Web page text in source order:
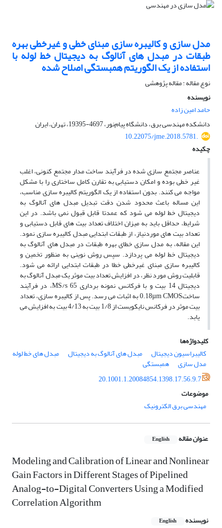
مدل سازی و کالیبره سازی مبنای خطی و غیرخطی بهره
طبقات در مبدل های آنالوگ به دیجیتال خط لوله با
استفاده از یک الگوریتم همبستگی اصلاح شده
نوع مقاله : مقاله پژوهشی
نویسنده
حامد امین زاده
دانشکده مهندسی برق، دانشگاه پیام‌نور، 4697-19395، تهران، ایران
10.22075/jme.2018.5781.
چکیده
عناصر مجتمع سازی شده در فرآیند ساخت مدار مجتمع کنونی، اغلب
غیر خطی بوده و امکان دستیابی به تقارن کامل ساختاری را با مشکل
مواجه می کنند. بدون استفاده از یک الگوریتم کالیبره سازی مناسب،
این مساله باعث محدود شدن دقت تبدیل مبدل های آنالوگ به
دیجیتال خط لوله می شود که عمدتا قابل قبول نمی باشد. در این
شرایط، حداقل باید به میزان اختلاف تعداد بیت های قابل دستیابی و
تعداد بیت های موردنیاز، از طبقات ابتدایی مبدل کالیبره سازی نمود.
این مقاله، به مدل سازی خطای بهره طبقات در مبدل های آنالوگ به
دیجیتال خط لوله می پردازد. سپس روش نوینی به منظور تخمین و
کالیبره سازی مبنای غیرخطی خطا در طبقات ابتدایی ارائه می شود.
قابلیت روش مورد نظر، در افزایش تعداد بیت موثر یک مبدل آنالوگ به
دیجیتال 14 بیت و با فرکانس نمونه برداری MS/s 65، در فرآیند
ساخت0.18µm CMOS به اثبات می رسد. پس از کالیبره سازی، تعداد
بیت موثر در فرکانس نایکویست از 1/8 بیت به 4/13 بیت به افزایش می
یابد.
کلیدواژه‌ها
کالیبراسیون دیجیتال
مبدل های آنالوگ به دیجیتال مبدل های خط لوله
مدل سازی
همبستگی
20.1001.1.20084854.1398.17.56.9.7
موضوعات
مهندسی برق الکترونیک
عنوان مقاله English
Modeling and Calibration of Linear and Nonlinear
Gain Factors in Different Stages of Pipelined
Analog-to-Digital Converters Using a Modified
Correlation Algorithm
نویسنده English